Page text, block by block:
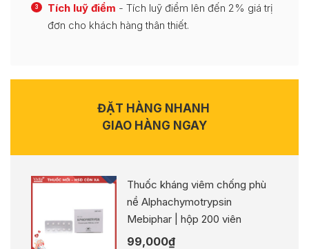
3 Tích luỹ điểm - Tích luỹ điểm lên đến 2% giá trị
đơn cho khách hàng thân thiết.
ĐẶT HÀNG NHANH
GIAO HÀNG NGAY
Thuốc kháng viêm chống phù
nề Alphachymotrypsin
Mebiphar | hộp 200 viên
99,000₫